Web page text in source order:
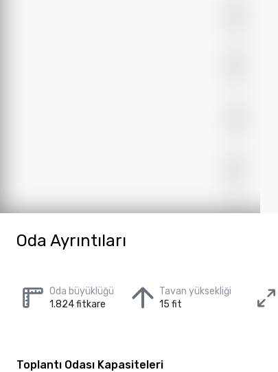
Oda Ayrıntıları
Oda büyüklüğü
1.824 fitkare
Tavan yüksekliği
15 fit
Toplantı Odası Kapasiteleri